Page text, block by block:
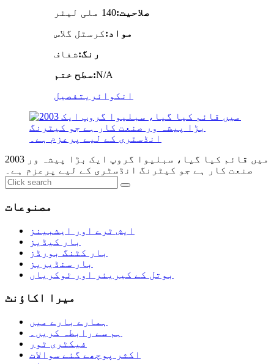
صلاحیت:140 ملی لیٹر
مواد:کرسٹل گلاس
رنگ:شفاف
سطح ختم:N/A
انکوائری تفصیل
2003 میں قائم کیا گیا، سبلیوا گروپ ایک بڑا پیشہ ور
صنعت کار ہے جو کیٹرنگ انڈسٹری کے لیے پرعزم ہے۔
مصنوعات
ایش ٹرے اور ایشبینز
بار کیڈیز
بار کٹنگ بورڈز
بار سنڈیریز
بوتل کے کیریئر اور ٹوکریاں
میرا اکاؤنٹ
ہمارے بارے میں
ہم سے رابطہ کریں۔
فیکٹری ٹور
اکثر پوچھے گئے سوالات